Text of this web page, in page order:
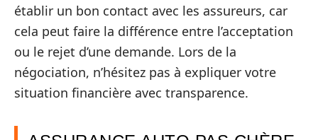
établir un bon contact avec les assureurs, car
cela peut faire la différence entre l’acceptation
ou le rejet d’une demande. Lors de la
négociation, n’hésitez pas à expliquer votre
situation financière avec transparence.